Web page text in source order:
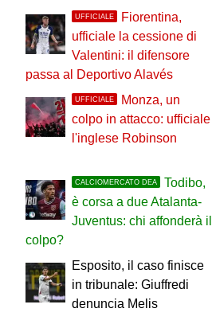
UFFICIALE
Fiorentina,
ufficiale la cessione di
Valentini: il difensore
passa al Deportivo Alavés
UFFICIALE
Monza, un
colpo in attacco: ufficiale
l'inglese Robinson
CALCIOMERCATO DEA
Todibo,
è corsa a due Atalanta-
Juventus: chi affonderà il
colpo?
Esposito, il caso finisce
in tribunale: Giuffredi
denuncia Melis